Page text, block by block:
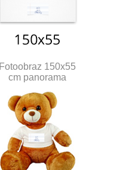
Fotoobraz 150x55
cm panorama